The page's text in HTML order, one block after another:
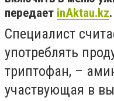
передает inAktau.kz.
Специалист
употреблять
триптофан, –
участвующая в